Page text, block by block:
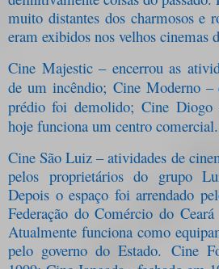
muito distantes dos charmosos e
eram exibidos nos velhos cinemas
Cine Majestic – encerrou as
de um incêndio; Cine Moderno –
prédio foi demolido;Cine Diogo
hoje funciona um centro comercial.
Cine São Luiz – atividades de
pelos proprietários do grupo
Depois o espaço foi arrendado
Federação do Comércio do
Atualmente funciona como
pelo governo do Estado. Cine